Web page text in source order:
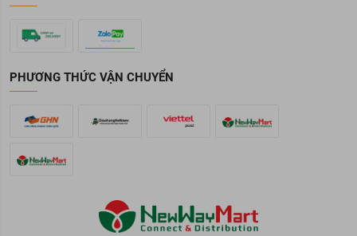
PHƯƠNG THỨC VẬN CHUYỂN